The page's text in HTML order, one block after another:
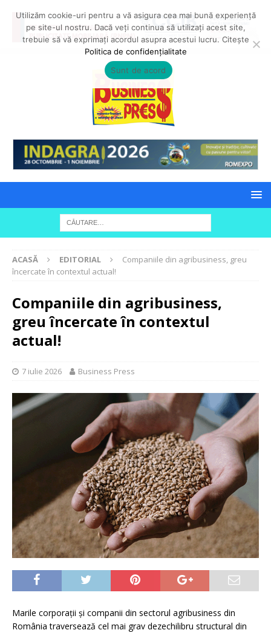
ACASĂ EDITORIAL
Companiile din agribusiness, greu
încercate în contextul actual!
Companiile din agribusiness,
greu încercate în contextul
actual!
7 iulie 2026 Business Press
Marile corporații și companii din sectorul agribusiness din
România traversează cel mai grav dezechilibru structural din
Utilizăm cookie-uri pentru a vă asigura cea mai bună experiență
pe site-ul nostru. Dacă veți continua să utilizați acest site,
trebuie să vă exprimați acordul asupra acestui lucru. Citește
Politica de confidențialitate
Sunt de acord